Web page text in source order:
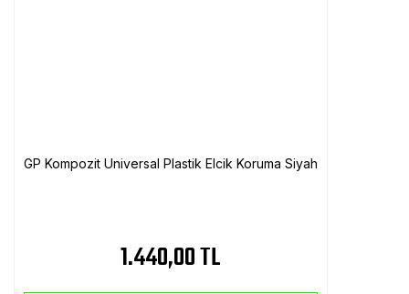
GP Kompozit Universal Plastik Elcik Koruma Siyah
1.440,00 TL